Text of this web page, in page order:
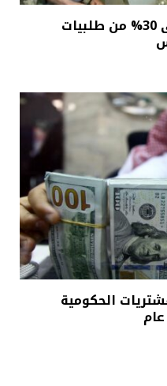
الشرق الأوسط يستحوذ على 30% من طلبيات
الحكومية